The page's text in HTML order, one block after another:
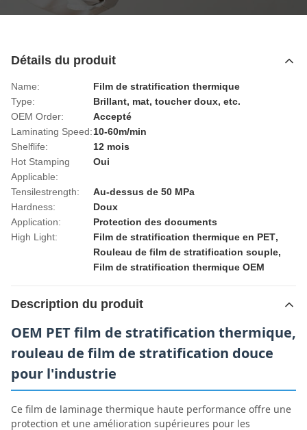
Détails du produit
Name:
Film de stratification thermique
Type:
Brillant, mat, toucher doux, etc.
OEM Order:
Accepté
Laminating Speed:10-60m/min
Shelflife:
12 mois
Hot Stamping
Applicable:
Oui
Tensilestrength:
Au-dessus de 50 MPa
Hardness:
Doux
Application:
Protection des documents
High Light:
Film de stratification thermique en PET,
Rouleau de film de stratification souple,
Film de stratification thermique OEM
Description du produit
OEM PET film de stratification thermique,
rouleau de film de stratification douce
pour l'industrie
Ce film de laminage thermique haute performance offre une
protection et une amélioration supérieures pour les